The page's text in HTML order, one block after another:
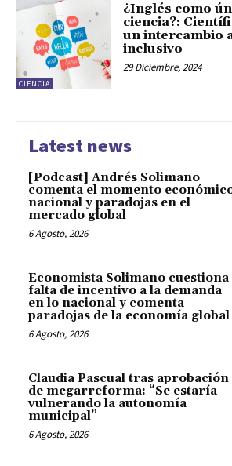
CIENCIA
¿Inglés como
ciencia?:
un intercambio
inclusivo
29 Diciembre, 2024
Latest news
[Podcast] Andrés Solimano
comenta el momento
nacional y paradojas en el
mercado global
6 Agosto, 2026
Economista Solimano cuestiona
falta de incentivo a la demanda
en lo nacional y comenta
paradojas de la economía global
6 Agosto, 2026
Claudia Pascual tras aprobación
de megarreforma: “Se estaría
vulnerando la autonomía
municipal”
6 Agosto, 2026